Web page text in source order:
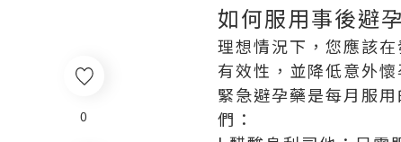
0
如何服用事後避
理想情況下，您應該
有效性，並降低意外懷
緊急避孕藥是每月服用
們：